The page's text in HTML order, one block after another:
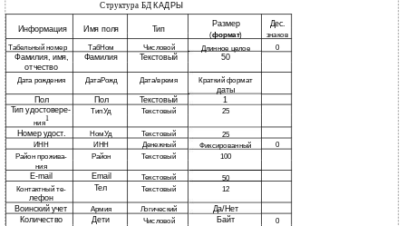
Структура БД КАДРЫ
Информация Имя поля Тип
Размер Дес.
(формат)
знаков
Табельный номер
ТабНом Числовой Длинное целое 0
Фамилия, имя, Фамилия Текстовый 50
отчество
Дата рождения ДатаРожд Дата/время Краткий формат
даты
Пол Пол Текстовый 1
Тип удостовере- ТипУд Текстовый 25
ния
1
Номер удост. НомУд Текстовый
25
ИНН
ИНН Денежный Фиксированный 0
Район прожива- Район Текстовый 100
ния
E-mail Email Текстовый 50
Контактный те- Тел Текстовый 12
лефон
Воинский учет Армия Логический Да/Нет
Количество Дети Числовой Байт 0